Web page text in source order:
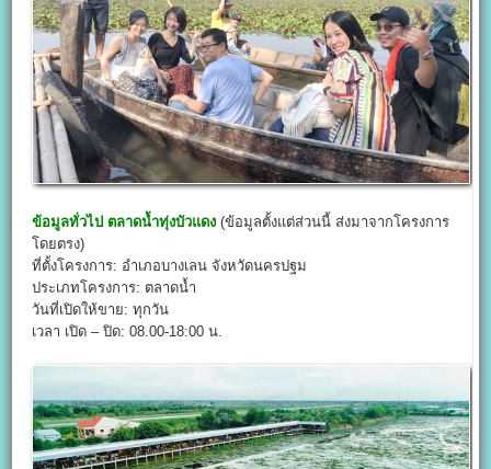
ข้อมูลทั่วไป ตลาดน้ำทุ่งบัวแดง (ข้อมูลตั้งแต่ส่วนนี้ ส่งมาจากโครงการ
โดยตรง)
ที่ตั้งโครงการ: อำเภอบางเลน จังหวัดนครปฐม
ประเภทโครงการ: ตลาดน้ำ
วันที่เปิดให้ขาย: ทุกวัน
เวลา เปิด – ปิด: 08.00-18:00 น.